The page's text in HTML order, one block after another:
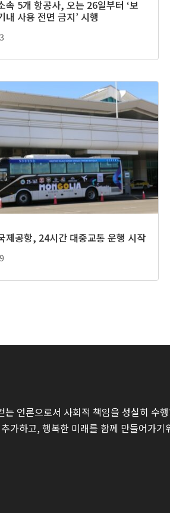
속 5개 항공사, 오는 26일부터 ‘보
내 사용 전면 금지’ 시행
제공항, 24시간 대중교통 운행 시작
는 언론으로서 사회적 책임을 성실히 수
가하고, 행복한 미래를 함께 만들어가기